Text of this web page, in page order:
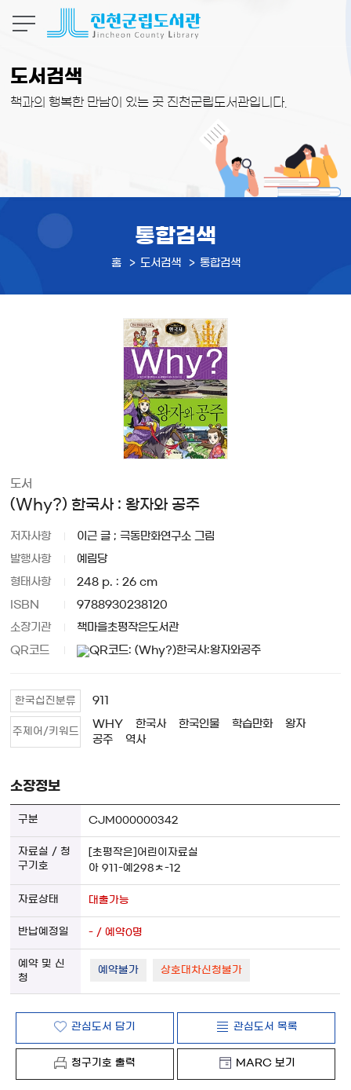
도서검색
책과의 행복한 만남이 있는 곳 진천군립도서관입니다.
통합검색
홈 도서검색 통합검색
도서
(Why?) 한국사 : 왕자와 공주
저자사항 이근 글 ; 극동만화연구소 그림
발행사항 예림당
형태사항 248 p. : 26 cm
ISBN 9788930238120
소장기관 책마을초평작은도서관
QR코드
한국십진분류 911
주제어/키워드
WHY 한국사 한국인물 학습만화
왕자
공주
역사
소장정보
CJM000000342
[초평작은]어린이자료실
아 911-예298ㅊ-12
대출가능
- / 예약0명
예약불가 상호대차신청불가
관심도서 담기 관심도서 목록
청구기호 출력 MARC 보기